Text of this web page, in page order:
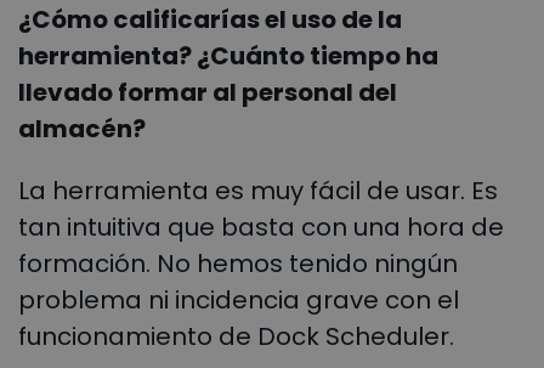
¿Cómo calificarías el uso de la
herramienta? ¿Cuánto tiempo ha
llevado formar al personal del
almacén?
La herramienta es muy fácil de usar. Es
tan intuitiva que basta con una hora de
formación. No hemos tenido ningún
problema ni incidencia grave con el
funcionamiento de Dock Scheduler.